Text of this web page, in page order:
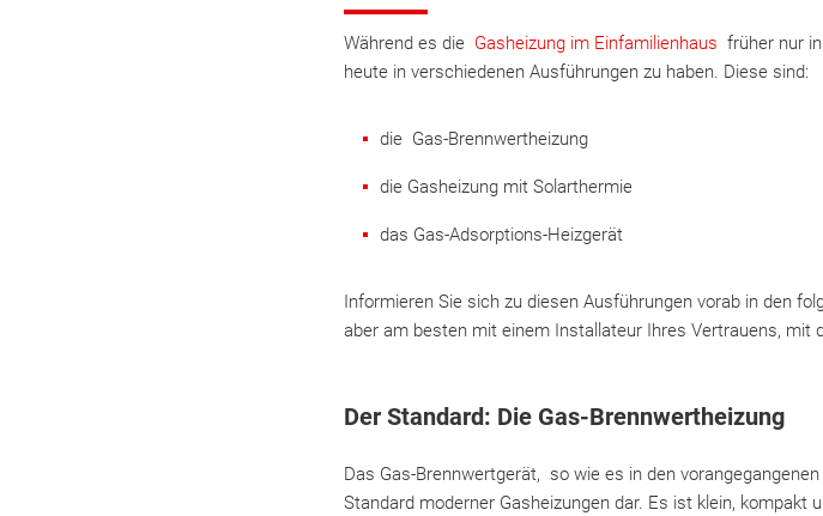
Während es die Gasheizung im Einfamilienhaus früher nur
heute in verschiedenen Ausführungen zu haben. Diese sind:
die Gas-Brennwertheizung
die Gasheizung mit Solarthermie
das Gas-Adsorptions-Heizgerät
Informieren Sie sich zu diesen Ausführungen vorab in den
aber am besten mit einem Installateur Ihres Vertrauens, mit
Der Standard: Die Gas-Brennwertheizung
Das Gas-Brennwertgerät, so wie es in den
Standard moderner Gasheizungen dar. Es ist klein,